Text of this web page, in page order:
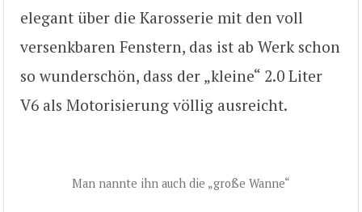
elegant über die Karosserie mit den voll
versenkbaren Fenstern, das ist ab Werk schon
so wunderschön, dass der „kleine“ 2.0 Liter
V6 als Motorisierung völlig ausreicht.
Man nannte ihn auch die „große Wanne“